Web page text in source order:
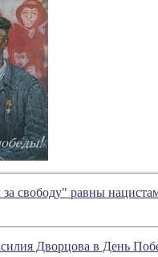
свободу" равны
Дворцова в День